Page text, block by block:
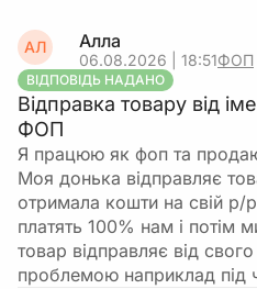
АЛ Алла
06.08.2026 | 18:51ФОП
ВІДПОВІДЬ НАДАНО
Відправка товару від
ФОП
Я працюю як фоп та
Моя донька відправляє
отримала кошти на свій р/
платять 100% нам і потім
товар відправляє від
проблемою наприклад під